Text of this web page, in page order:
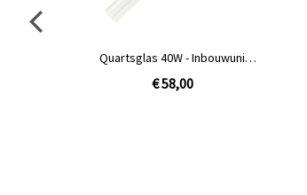
Quartsglas 40W - Inbouwunit
€ 58,00